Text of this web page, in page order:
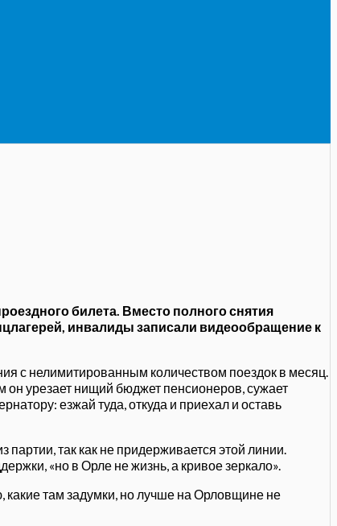
билета. Вместо полного снятия
инвалиды записали видеообращение к
с нелимитированным количеством поездок в месяц.
урезает нищий бюджет пенсионеров, сужает
езжай туда, откуда и приехал и оставь
так как не придерживается этой линии.
«но в Орле не жизнь, а кривое зеркало».
какие там задумки, но лучше на Орловщине не